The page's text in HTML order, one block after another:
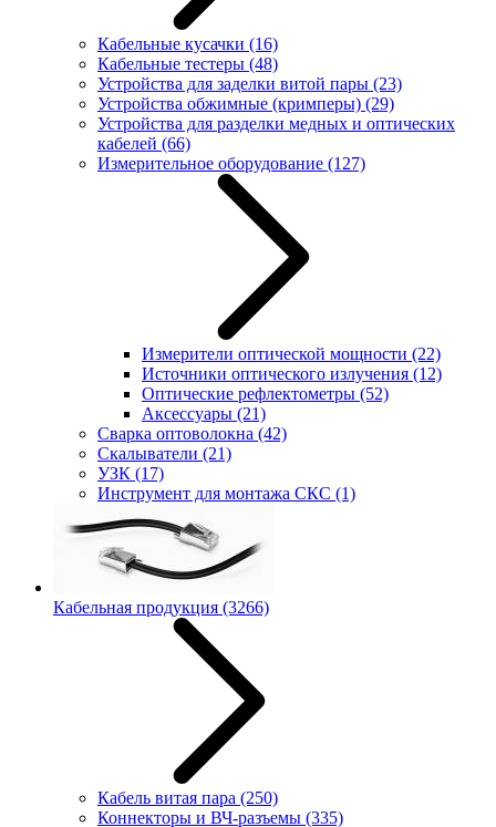
Кабельные кусачки (16)
Кабельные тестеры (48)
Устройства для заделки витой пары (23)
Устройства обжимные (кримперы) (29)
Устройства для разделки медных и оптических
кабелей (66)
Измерительное оборудование (127)
Измерители оптической мощности (22)
Источники оптического излучения (12)
Оптические рефлектометры (52)
Аксессуары (21)
Сварка оптоволокна (42)
Скалыватели (21)
УЗК (17)
Инструмент для монтажа СКС (1)
Кабельная продукция (3266)
Кабель витая пара (250)
Коннекторы и ВЧ-разъемы (335)